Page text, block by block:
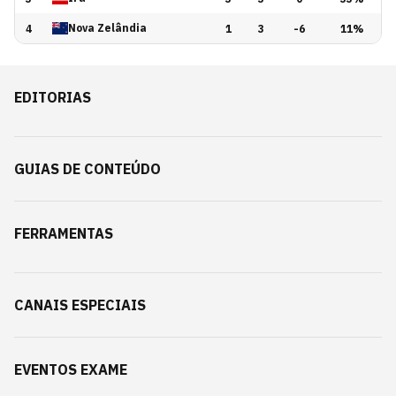
79'
segundo tempo.
4 Nova Zelândia 1 3 -6 11%
EDITORIAS
GUIAS DE CONTEÚDO
FERRAMENTAS
CANAIS ESPECIAIS
EVENTOS EXAME